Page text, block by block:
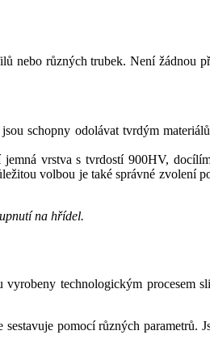
nebo různých trubek. Není žádnou
schopny odolávat tvrdým
vrstva s tvrdostí 900HV,
volbou je také správné zvolení
na hřídel.
technologickým procesem
pomocí různých parametrů.